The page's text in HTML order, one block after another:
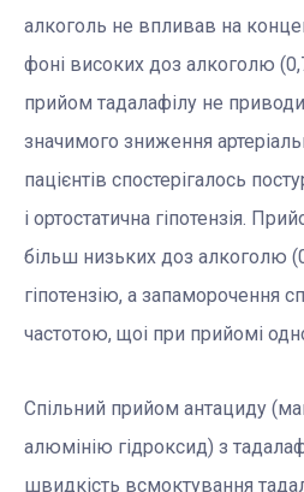
алкоголь не впливав на
фоні високих доз алкоголю
прийом тадалафілу не
значимого зниження
пацієнтів спостерігалось
і ортостатична гіпотензія.
більш низьких доз алкоголю
гіпотензію, а запаморочення
частотою, щоі при прийомі
Спільний прийом антациду
алюмінію гідроксид) з
швидкість всмоктування